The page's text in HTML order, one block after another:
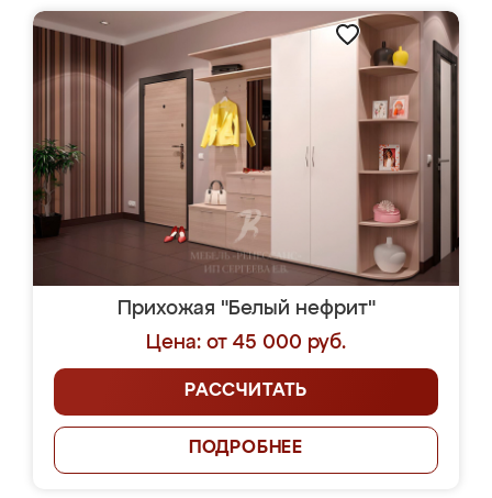
Прихожая "Белый нефрит"
Цена: от 45 000 руб.
РАССЧИТАТЬ
ПОДРОБНЕЕ